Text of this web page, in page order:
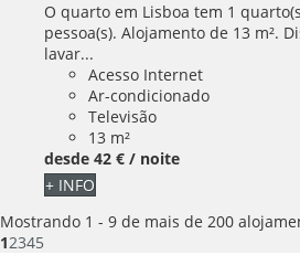
O quarto em Lisboa tem 1
pessoa(s). Alojamento de 13 m².
lavar...
Acesso Internet
Ar-condicionado
Televisão
13 m²
desde 42 € / noite
+ INFO
Mostrando 1 - 9 de mais de 200
12345